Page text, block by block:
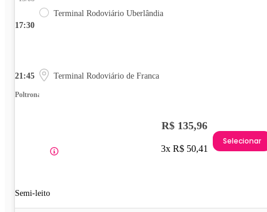
17:30
Terminal Rodoviário Uberlândia
21:45 Terminal Rodoviário de Franca
Poltrona
Semi-leito
R$ 135,96
3x R$ 50,41
Selecionar